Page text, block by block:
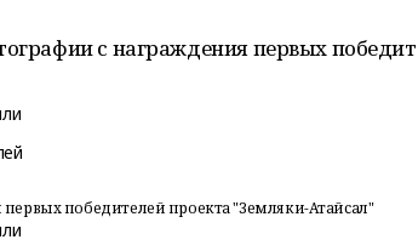
с награждения первых
победителей проекта "Земляки-Атайсал"